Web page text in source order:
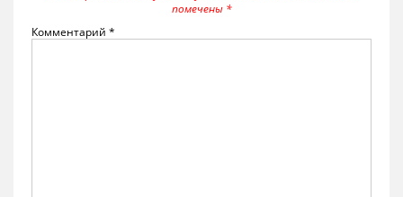
помечены *
Комментарий *